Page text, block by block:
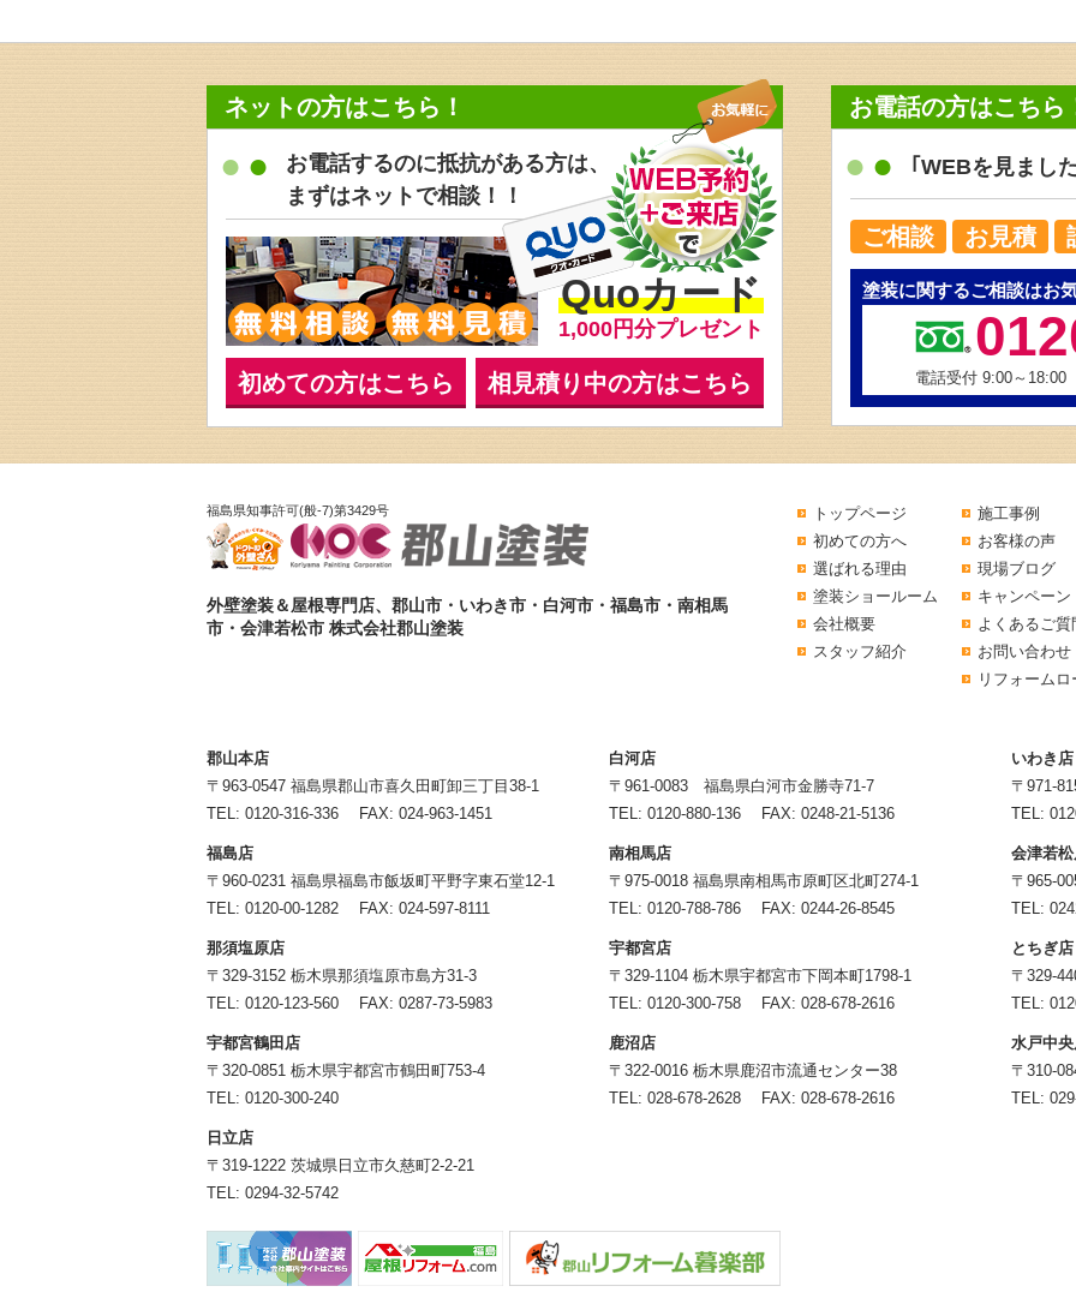
ネットの方はこちら！
お電話するのに抵抗がある方は、
まずはネットで相談！！
Quoカード
1,000円分プレゼント
初めての方はこちら 相見積り中の方はこちら
お電話の方はこちら
｢WEBを見まし
ご相談 お見積
塗装に関するご相談はお
電話受付 9:00～18:00
福島県知事許可(般-7)第3429号
外壁塗装＆屋根専門店、郡山市・いわき市・白河市・福島市・南相馬
市・会津若松市 株式会社郡山塗装
トップページ
初めての方へ
選ばれる理由
塗装ショールーム
会社概要
スタッフ紹介
施工事例
お客様の声
現場ブログ
キャンペー
よくあるご質
お問い合わせ
リフォームロ
郡山本店
〒963-0547 福島県郡山市喜久田町卸三丁目38-1
TEL: 0120-316-336 FAX: 024-963-1451
白河店
〒961-0083 福島県白河市金勝寺71-7
TEL: 0120-880-136 FAX: 0248-21-5136
いわき店
〒971-
TEL:
福島店
〒960-0231 福島県福島市飯坂町平野字東石堂12-1
TEL: 0120-00-1282 FAX: 024-597-8111
南相馬店
〒975-0018 福島県南相馬市原町区北町274-1
TEL: 0120-788-786 FAX: 0244-26-8545
会津若
〒965-
TEL:
那須塩原店
〒329-3152 栃木県那須塩原市島方31-3
TEL: 0120-123-560 FAX: 0287-73-5983
宇都宮店
〒329-1104 栃木県宇都宮市下岡本町1798-1
TEL: 0120-300-758 FAX: 028-678-2616
とちぎ店
〒329-
TEL:
宇都宮鶴田店
〒320-0851 栃木県宇都宮市鶴田町753-4
TEL: 0120-300-240
鹿沼店
〒322-0016 栃木県鹿沼市流通センター38
TEL: 028-678-2628 FAX: 028-678-2616
水戸中
〒310-
TEL:
日立店
〒319-1222 茨城県日立市久慈町2-2-21
TEL: 0294-32-5742